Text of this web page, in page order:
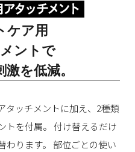
ケア用
ントで
を低減。
タッチメントに加え、2種類
を付属。
付け替えるだけ
ります。
部位ごとの使い